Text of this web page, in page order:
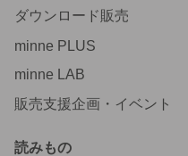
ダウンロード販売
minne PLUS
minne LAB
販売支援企画・イベント
読みもの